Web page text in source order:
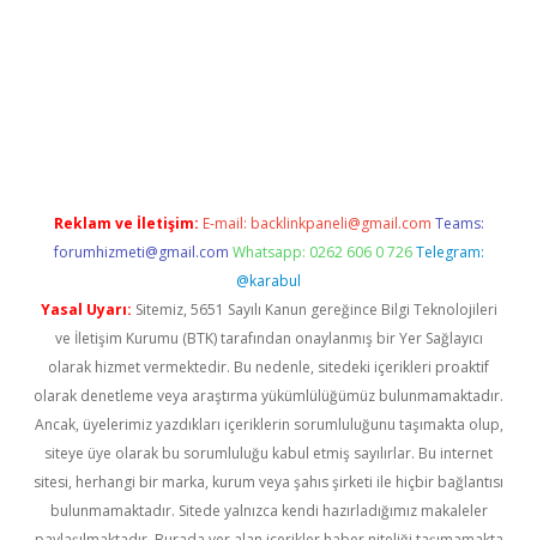
Reklam ve İletişim: E-mail: backlinkpaneli@gmail.com Teams:
forumhizmeti@gmail.com Whatsapp: 0262 606 0 726 Telegram:
@karabul
Yasal Uyarı: Sitemiz, 5651 Sayılı Kanun gereğince Bilgi Teknolojileri
ve İletişim Kurumu (BTK) tarafından onaylanmış bir Yer Sağlayıcı
olarak hizmet vermektedir. Bu nedenle, sitedeki içerikleri proaktif
olarak denetleme veya araştırma yükümlülüğümüz bulunmamaktadır.
Ancak, üyelerimiz yazdıkları içeriklerin sorumluluğunu taşımakta olup,
siteye üye olarak bu sorumluluğu kabul etmiş sayılırlar. Bu internet
sitesi, herhangi bir marka, kurum veya şahıs şirketi ile hiçbir bağlantısı
bulunmamaktadır. Sitede yalnızca kendi hazırladığımız makaleler